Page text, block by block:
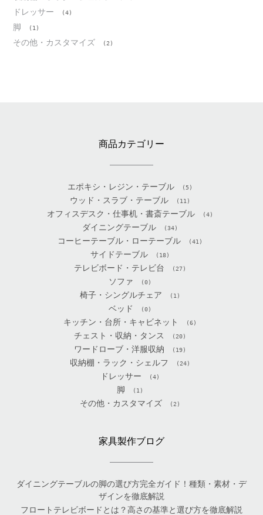
ドレッサー (4)
脚 (1)
その他・カスタマイズ (2)
商品カテゴリー
エポキシ・レジン・テーブル (5)
ウッド・スラブ・テーブル (11)
オフィスデスク・仕事机・書斎テーブル (4)
ダイニングテーブル (34)
コーヒーテーブル・ローテーブル (41)
サイドテーブル (18)
テレビボード・テレビ台 (27)
ソファ (0)
椅子・シングルチェア (1)
ベッド (0)
キッチン・台所・キャビネット (6)
チェスト・収納・タンス (20)
ワードローブ・洋服収納 (19)
収納棚・ラック・シェルフ (24)
ドレッサー (4)
脚 (1)
その他・カスタマイズ (2)
家具製作ブログ
ダイニングテーブルの脚の選び方完全ガイド！種類・素材・デ
ザインを徹底解説
フロートテレビボードとは？高さの基準と選び方を徹底解説